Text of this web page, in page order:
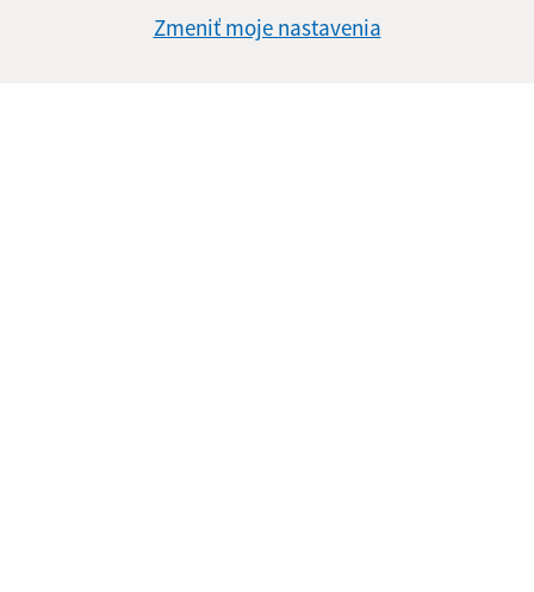
Zmeniť moje nastavenia
Autorské práva